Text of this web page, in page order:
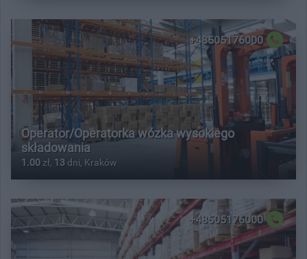
+48505176000
Operator/Operatorka wózka wysokiego
składowania
1.00 zł, 13 dni, Kraków
+48505176000